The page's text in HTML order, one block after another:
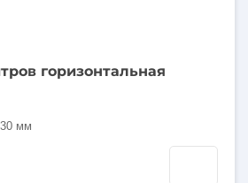
горизонтальная
мм